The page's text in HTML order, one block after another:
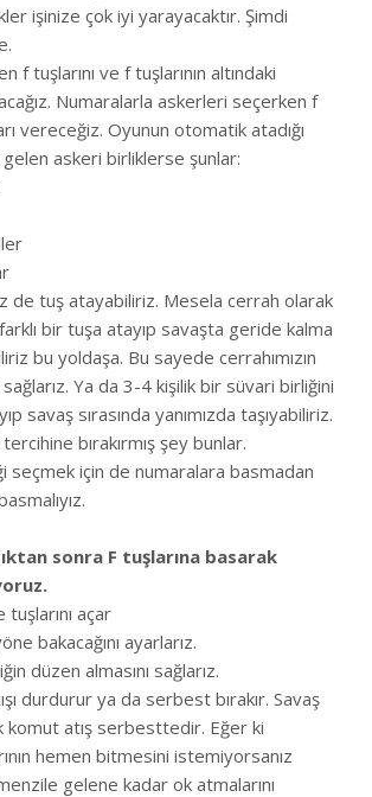
işinize çok iyi yarayacaktır. Şimdi
f tuşlarını ve f tuşlarının altındaki
Numaralarla askerleri seçerken f
vereceğiz. Oyunun otomatik atadığı
askeri birliklerse şunlar:
de tuş atayabiliriz. Mesela cerrah olarak
farklı bir tuşa atayıp savaşta geride kalma
bu yoldaşa. Bu sayede cerrahımızın
sağlarız. Ya da 3-4 kişilik bir süvari birliğini
savaş sırasında yanımızda taşıyabiliriz.
bırakırmış şey bunlar.
seçmek için de numaralara basmadan
sonra F tuşlarına basarak
açar
bakacağını ayarlarız.
düzen almasını sağlarız.
durdurur ya da serbest bırakır. Savaş
komut atış serbesttedir. Eğer ki
hemen bitmesini istemiyorsanız
gelene kadar ok atmalarını